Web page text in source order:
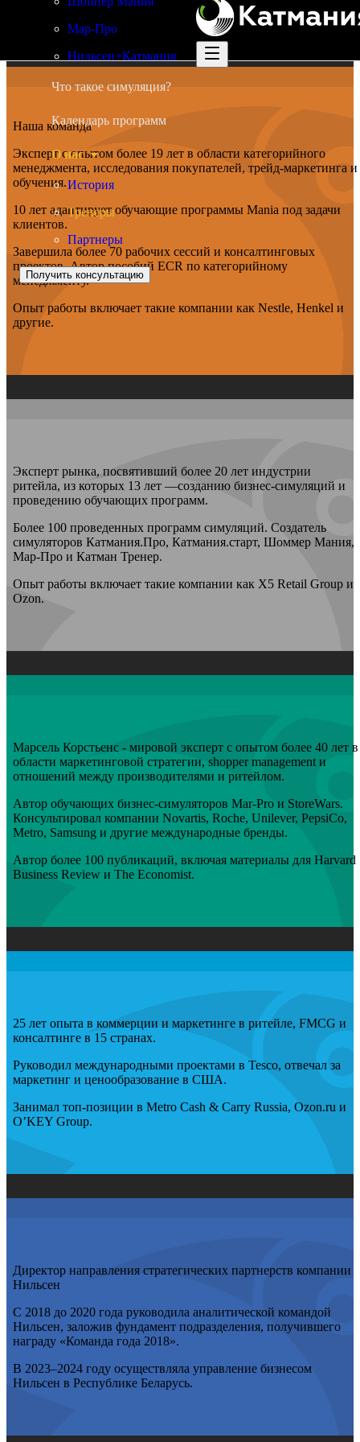
Мар-Про
Нильсен+Катмания
Что такое симуляция?
Календарь программ
О нас
История
Тренеры
Партнеры
Получить консультацию
Наша команда
Эксперт с опытом более 19 лет в области категорийного
менеджмента, исследования покупателей, трейд-маркетинга и
обучения.
10 лет адаптирует обучающие программы Mania под задачи
клиентов.
Завершила более 70 рабочих сессий и консалтинговых
проектов. Автор пособий ECR по категорийному
менеджменту.
Опыт работы включает такие компании как Nestle, Henkel и
другие.
Эксперт рынка, посвятивший более 20 лет индустрии
ритейла, из которых 13 лет —созданию бизнес-симуляций и
проведению обучающих программ.
Более 100 проведенных программ симуляций. Создатель
симуляторов Катмания.Про, Катмания.старт, Шоммер Мания,
Мар-Про и Катман Тренер.
Опыт работы включает такие компании как X5 Retail Group и
Ozon.
Марсель Корстьенс - мировой эксперт с опытом более 40 лет в
области маркетинговой стратегии, shopper management и
отношений между производителями и ритейлом.
Автор обучающих бизнес-симуляторов Mar-Pro и StoreWars.
Консультировал компании Novartis, Roche, Unilever, PepsiCo,
Metro, Samsung и другие международные бренды.
Автор более 100 публикаций, включая материалы для Harvard
Business Review и The Economist.
25 лет опыта в коммерции и маркетинге в ритейле, FMCG и
консалтинге в 15 странах.
Руководил международными проектами в Tesco, отвечал за
маркетинг и ценообразование в США.
Занимал топ-позиции в Metro Cash & Carry Russia, Ozon.ru и
O’KEY Group.
Директор направления стратегических партнерств компании
Нильсен
С 2018 до 2020 года руководила аналитической командой
Нильсен, заложив фундамент подразделения, получившего
награду «Команда года 2018».
В 2023–2024 году осуществляла управление бизнесом
Нильсен в Республике Беларусь.